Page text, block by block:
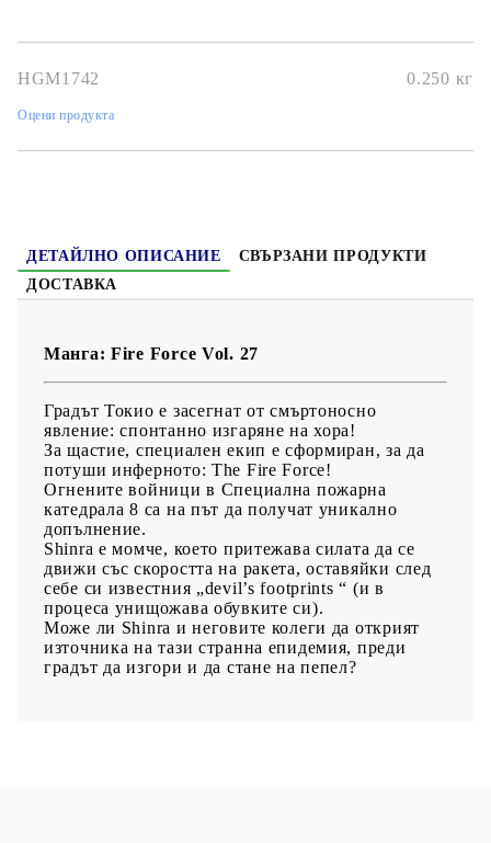
Дата на издаване:
Жанр:Action, Sci-Fi, Shounen
HGM1742 0.250 кг
Оцени продукта
ДЕТАЙЛНО ОПИСАНИЕ
СВЪРЗАНИ ПРОДУКТИ
ДОСТАВКА
Манга: Fire Force Vol. 27
Градът Токио е засегнат от смъртоносно
явление: спонтанно изгаряне на хора!
За щастие, специален екип е сформиран, за да
потуши инферното: The Fire Force!
Огнените войници в Специална пожарна
катедрала 8 са на път да получат уникално
допълнение.
Shinra е момче, което притежава силата да се
движи със скоростта на ракета, оставяйки след
себе си известния „devil’s footprints “ (и в
процеса унищожава обувките си).
Може ли Shinra и неговите колеги да открият
източника на тази странна епидемия, преди
градът да изгори и да стане на пепел?